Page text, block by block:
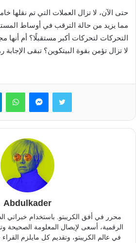
حتى الآن، لا تزال العملات التي تم نقلها
مما يزيد من حالة الترقب في أوساط
التحركات لتحركات أكبر مستقبلًا؟ أم
لا تزال تؤمن بقوة البيتكوين؟ تبقى الإجابة
تويتر ماسنجر
Abdulkader
محرر في أفق الكريبتو. باستخدام خبراتي
الرقمية، أسعى لإيصال المعلومة الصحيحة
في عالم الكريبتو، وتقديم كل مايلزم